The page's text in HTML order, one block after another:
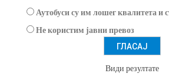
Аутобуси су им лошег квалитета и
Не користим јавни превоз
Види резултате